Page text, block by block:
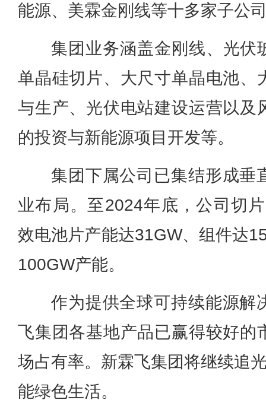
能源、美霖金刚线等十多家子
集团业务涵盖金刚线、光伏
单晶硅切片、大尺寸单晶电池、
与生产、光伏电站建设运营以及
的投资与新能源项目开发等。
集团下属公司已集结形成垂
业布局。至2024年底，公司切
效电池片产能达31GW、组件达
100GW产能。
作为提供全球可持续能源解
飞集团各基地产品已赢得较好的
场占有率。新霖飞集团将继续追
能绿色生活。